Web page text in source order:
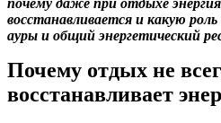
восстанавливается и какую
ауры и общий энергетический
Почему отдых не
восстанавливает